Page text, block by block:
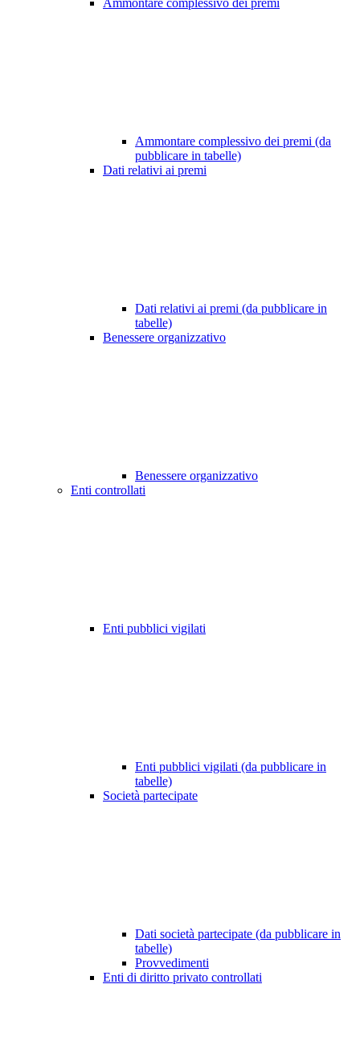
Ammontare complessivo dei premi
Ammontare complessivo dei premi (da
pubblicare in tabelle)
Dati relativi ai premi
Dati relativi ai premi (da pubblicare in
tabelle)
Benessere organizzativo
Benessere organizzativo
Enti controllati
Enti pubblici vigilati
Enti pubblici vigilati (da pubblicare in
tabelle)
Società partecipate
Dati società partecipate (da pubblicare in
tabelle)
Provvedimenti
Enti di diritto privato controllati